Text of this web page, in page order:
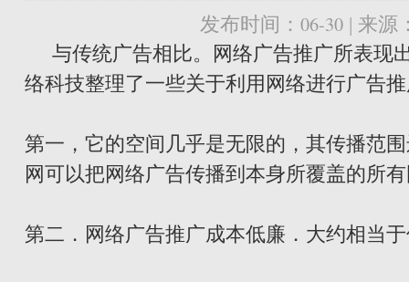
发布时间： 06-30| 来源
与传统广告相比。网络广告推广所表现
络科技整理了一些关于利用网络进行广告
第一，它的空间几乎是无限的，其传播范
网可以把网络广告传播到本身所覆盖的所
第二．网络广告推广成本低廉．大约相当